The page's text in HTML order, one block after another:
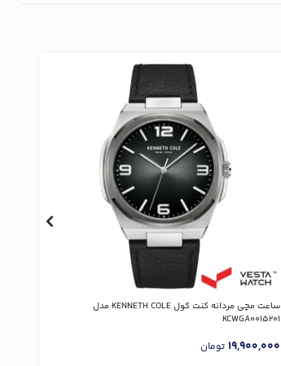
ساعت مچی مردانه کنت کول KENNETH COLE مدل
KCWGA0015201
19,900,000 تومان